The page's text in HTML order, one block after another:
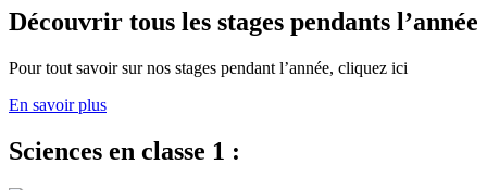
Découvrir tous les stages pendants l’année
Pour tout savoir sur nos stages pendant l’année, cliquez ici
En savoir plus
Sciences en classe 1 :